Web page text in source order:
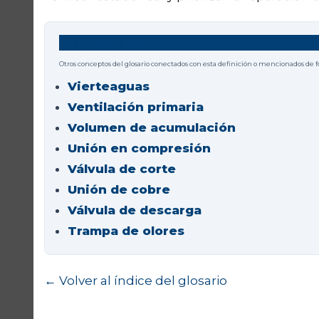
Otros conceptos del glosario conectados con esta definición o mencionados de
Vierteaguas
Ventilación primaria
Volumen de acumulación
Unión en compresión
Válvula de corte
Unión de cobre
Válvula de descarga
Trampa de olores
← Volver al índice del glosario